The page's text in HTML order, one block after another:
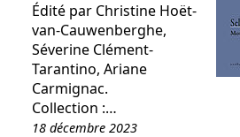
Édité par Christine Hoët-
van-Cauwenberghe,
Séverine Clément-
Tarantino, Ariane
Carmignac.
Collection :…
18 décembre 2023